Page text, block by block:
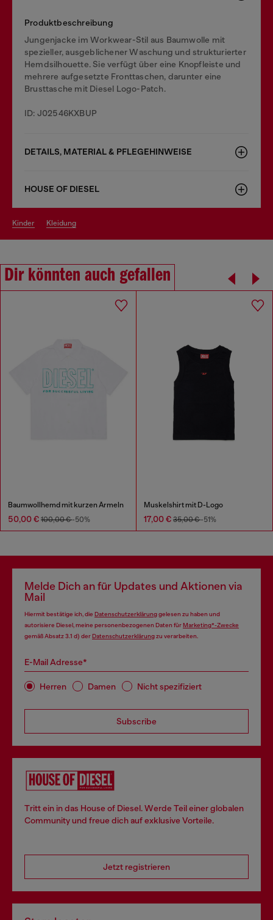
Produktbeschreibung
Jungenjacke im Workwear-Stil aus Baumwolle mit
spezieller, ausgeblichener Waschung und strukturierter
Hemdsilhouette. Sie verfügt über eine Knopfleiste und
mehrere aufgesetzte Fronttaschen, darunter eine
Brusttasche mit Diesel Logo-Patch.
ID: J02546KXBUP
DETAILS, MATERIAL & PFLEGEHINWEISE
HOUSE OF DIESEL
kinder kleidung
Dir könnten auch gefallen
Baumwollhemd mit kurzen Ärmeln
50,00 € 100,00 €-50%
Muskelshirt mit D-Logo
17,00 € 35,00 €-51%
Melde Dich an für Updates und Aktionen via
Mail
Hiermit bestätige ich, die Datenschutzerklärunggelesen zu haben und
autorisiere Diesel, meine personenbezogenen Daten fürMarketing*-Zwecke
gemäß Absatz 3.1 d) derDatenschutzerklärungzu verarbeiten.
E-Mail Adresse*
Herren Damen Nicht spezifiziert
Subscribe
Tritt ein in das House of Diesel. Werde Teil einer globalen
Community und freue dich auf exklusive Vorteile.
Jetzt registrieren